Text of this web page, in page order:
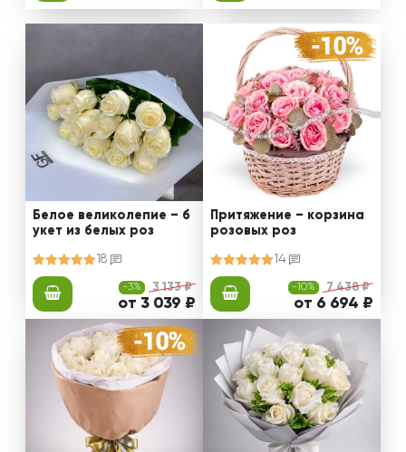
Белое великолепие – б
укет из белых роз
18
-3% 3 133 ₽
от 3 039 ₽
Притяжение – корзина
розовых роз
14
-10% 7 438 ₽
от 6 694 ₽